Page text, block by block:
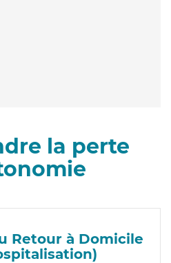
la perte
Retour à Domicile